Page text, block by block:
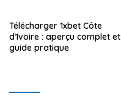
Télécharger 1xbet Côte
d’Ivoire : aperçu complet et
guide pratique